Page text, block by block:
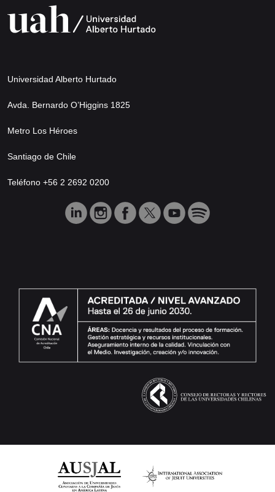
Universidad Alberto Hurtado
Avda. Bernardo O’Higgins 1825
Metro Los Héroes
Santiago de Chile
Teléfono +56 2 2692 0200